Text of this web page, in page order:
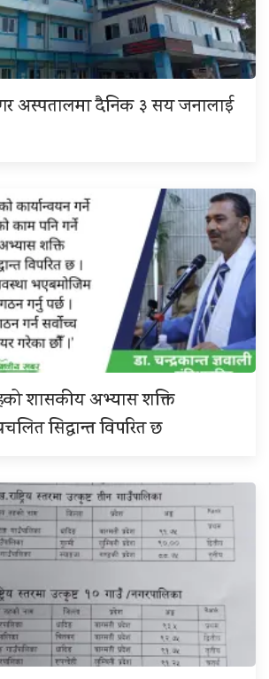
अस्पतालमा दैनिक ३ सय जनालाई
शासकीय अभ्यास शक्ति
सिद्धान्त विपरित छ